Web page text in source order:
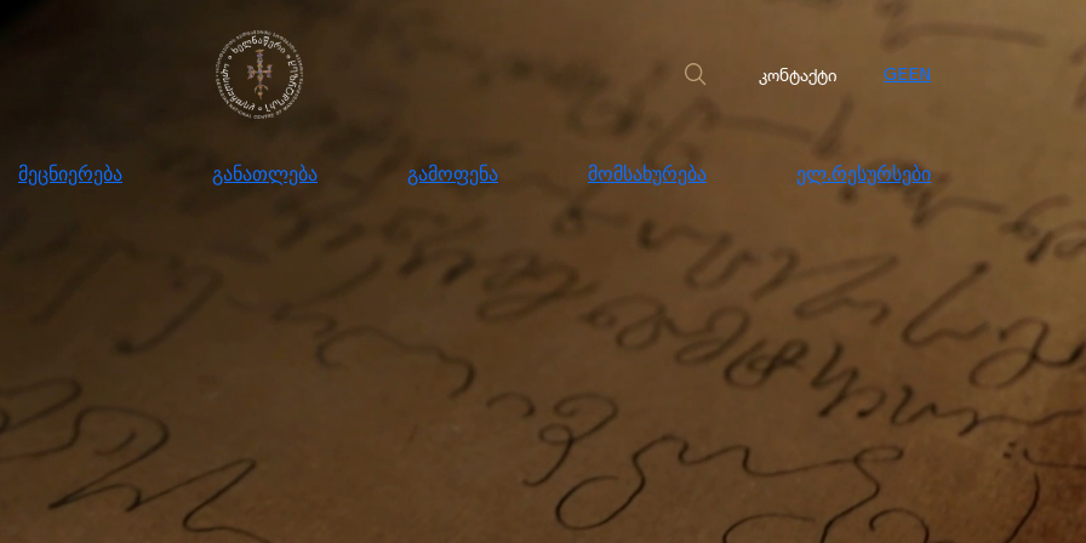
კონტაქტი GEEN
მეცნიერება განათლება გამოფენა მომსახურება ელ.რესურსები
განათლება მომსახურება